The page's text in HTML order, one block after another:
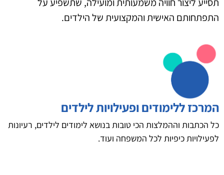
תסייע ליצור חוויה משמעותית ומועילה, שתשפיע על
התפתחותם האישית והמקצועית של הילדים.
המרכז ללימודים ופעילויות לילדים
כל הכתבות וההמלצות הכי טובות בנושא לימודים לילדים, רעיונות
לפעילויות כיפיות לכל המשפחה ועוד.